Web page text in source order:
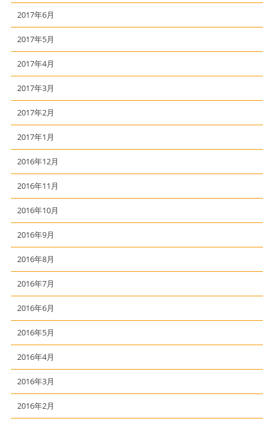
2017年6月
2017年5月
2017年4月
2017年3月
2017年2月
2017年1月
2016年12月
2016年11月
2016年10月
2016年9月
2016年8月
2016年7月
2016年6月
2016年5月
2016年4月
2016年3月
2016年2月